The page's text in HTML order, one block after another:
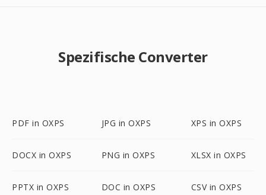
Spezifische Converter
PDF in OXPS JPG in OXPS XPS in OXPS
DOCX in OXPS PNG in OXPS XLSX in OXPS
PPTX in OXPS DOC in OXPS CSV in OXPS